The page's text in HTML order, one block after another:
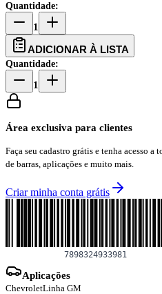
Quantidade:
1
ADICIONAR À LISTA
Quantidade:
1
Área exclusiva para clientes
Faça seu cadastro grátis e tenha acesso
de barras, aplicações e muito mais.
Criar minha conta grátis
Aplicações
ChevroletLinha GM